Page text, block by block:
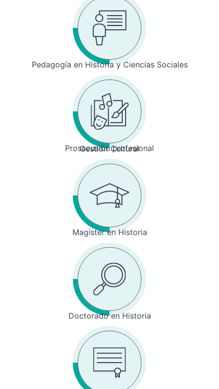
Pedagogía en Historia y Ciencias Sociales
Prosecusión profesional
Gestión Cultural
Magíster en Historia
Doctorado en Historia